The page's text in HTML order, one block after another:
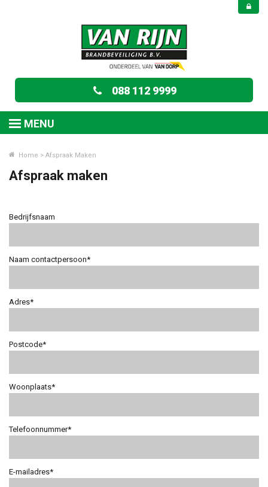
088 112 9999
MENU
Home > Afspraak Maken
Afspraak maken
Bedrijfsnaam
Naam contactpersoon*
Adres*
Postcode*
Woonplaats*
Telefoonnummer*
E-mailadres*